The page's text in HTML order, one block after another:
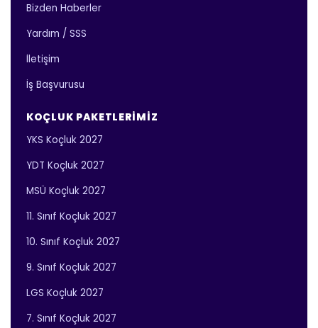
Bizden Haberler
Yardım / SSS
İletişim
İş Başvurusu
KOÇLUK PAKETLERIMIZ
YKS Koçluk 2027
YDT Koçluk 2027
MSÜ Koçluk 2027
11. Sınıf Koçluk 2027
10. Sınıf Koçluk 2027
9. Sınıf Koçluk 2027
LGS Koçluk 2027
7. Sınıf Koçluk 2027